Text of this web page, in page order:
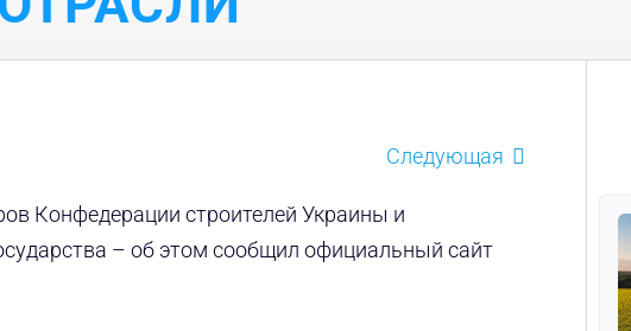
Следующая
Конфедерации строителей Украины и
– об этом сообщил официальный сайт